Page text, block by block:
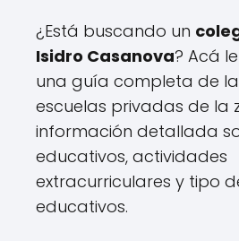
¿Está buscando un
Isidro Casanova? Acá
una guía completa de
escuelas privadas de la
información detallada
educativos, actividades
extracurriculares y tipo
educativos.